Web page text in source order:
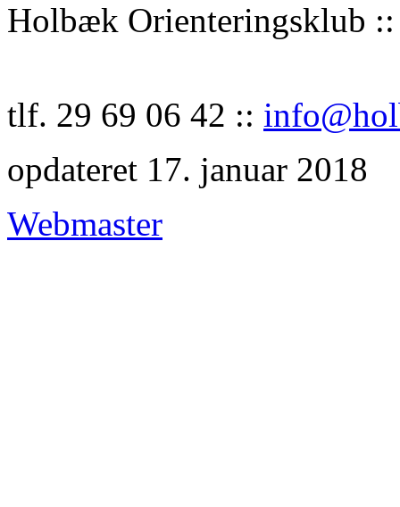
Holbæk Orienteringsklub
tlf. 29 69 06 42 ::
opdateret 17. januar 2018
Webmaster